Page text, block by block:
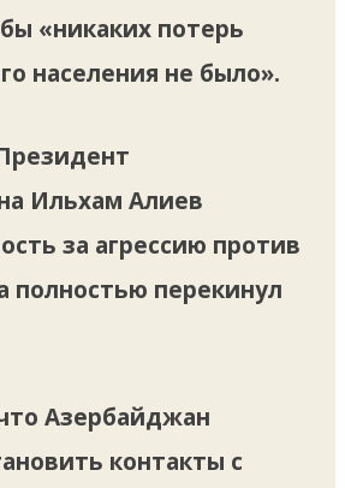
«никаких потерь
населения не было».
Ильхам Алиев
за агрессию против
полностью перекинул
Азербайджан
контакты с